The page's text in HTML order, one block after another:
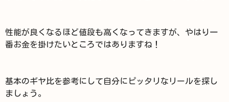
性能が良くなるほど値段も高くなってきますが、やはり一
番お金を掛けたいところではありますね！
基本のギヤ比を参考にして自分にピッタリなリールを探し
ましょう。